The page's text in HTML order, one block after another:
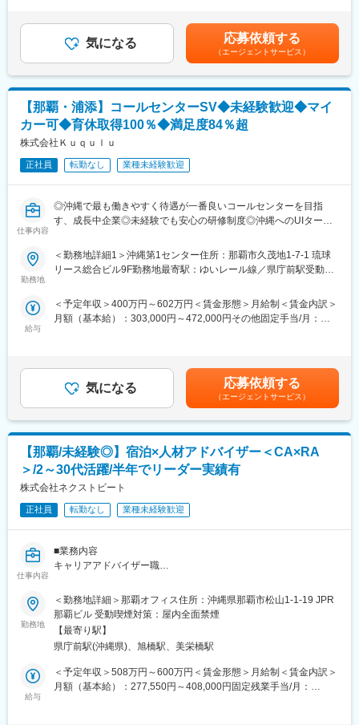
り、長期的なキャリア形成を支援します。
【具体的な業務内容】
あなたの現在のスキルや経験に合わせて、できる仕事から無理な
アップ
●既存の図面をベースにした仕様変更・流用設計
●3D-CADを使用した構造設計、各種データ入力・モデリング
●仕様書・構想図を基にした組立図や部品図の作成（バラシ作業）
●ゆくゆくは、顧客との打ち合わせや、ゼロからの構想設計など
※使用CAD：AutoCAD、SolidWorks、iCAD、CATIAなど（使い慣
れたCADでスタート可能です）
【このポジションの魅力・キャリアチェンジに最適な理由】
製品設計や部品設計とは異なり、毎回異なる動きをする「一品物
の設備」を手掛けるため、エンジニアとしての引き出しが圧倒的
●技術者出身の経営陣だからこその安心感
社長をはじめ取締役も各事業所の責任者も全員が設計エンジニア
ォロー体制は万全です。
【安心して長く働ける環境】
事業所毎に地元企業と深く密着して業務を進めるため、転勤はあ
りません。
じっくり腰を据えて技術を磨けます。
●残業は月平均15時間以下
直近5年で残業削減を徹底し、22時以降の業務は原則ありませ
ん。
無理のない環境で、じっくりとスキルアップに集中できます。
変更の範囲：会社の定める業務
月）過去実績4,000～10,000円■賞与：年2回（6月、12月） ※別
途、決算賞与が支給される場合があります。賃金はあくまでも目
安の金額であり、選考を通じて上下する可能性があります。月給
(月額)は固定手当を含めた表記です。
気になる 応募依頼する
（エージェントサービス）
【那覇・浦添】コールセンターSV◆未経験歓迎◆マイ
カー可◆育休取得100％◆満足度84％超
株式会社Ｋｕｑｕｌｕ
正社員 転勤なし 業種未経験歓迎
仕事内容
◎沖縄で最も働きやすく待遇が一番良いコールセンターを目指
す、成長中企業◎未経験でも安心の研修制度◎沖縄へのUIターン
沖縄県において10年以上の運用期間を経たコールセンター事業を
中心としたBPOソリューション事業を担う同社。
サポートまで高品質なコールサービスを提供しています。
質向上を目指してご活躍いただく重要なポジションです。
・オペレーターのシフト管理／勤怠管理/一次二次エスカレーショ
ン対応/オペレーターフォロー
・クレームやイレギュラー対応のサポート
・業務データの集計／分析、レポート作成
≪将来的に≫
・オペレーターへの業務指導／研修／フォローアップ
・対応マニュアルやトークスクリプトの作成／改善
・応対品質のモニタリング／評価、改善指導
・クライアントや社内関係部署との連携／報告業務件
に移行します。
入社1か月目はオペレーター業務を担当し、2か月目以降はSVとし
■取引企業
テレビ放送局／ポータルサイト運営会社／サーバ運営会社／ウェ
ブコンテンツ提供会社／旅行会社／保険代理店／通信教育会社／
EC サイト運営会社／アパレル会社／リサーチ会社／健康食品会社
／レストランチェーン運営会社
■組織構成
勤務地
＜勤務地詳細1＞沖縄第1センター住所：那覇市久茂地1-7-1 琉球
リース総合ビル9F勤務地最寄駅：ゆいレール線／県庁前駅受動喫
ー住所：浦添市港川2-1-1 琉球日産本社ビル3F受動喫煙対策：敷
地内喫煙可能場所あり変更の範囲：会社の定める事業所（リモー
給与
＜予定年収＞400万円～602万円＜賃金形態＞月給制＜賃金内訳＞
月額（基本給）：303,000円～472,000円その他固定手当/月：
であり、選考を通じて上下する可能性があります。月給(月額)は固
定手当を含めた表記です。
気になる 応募依頼する
（エージェントサービス）
【那覇/未経験◎】宿泊×人材アドバイザー＜CA×RA
＞/2～30代活躍/半年でリーダー実績有
株式会社ネクストビート
正社員 転勤なし 業種未経験歓迎
仕事内容
■業務内容
キャリアアドバイザー職
く丁寧なヒアリングと、日本各地の宿泊施設の人材採用サポート
を行う両面型のキャリアアドバイザーです。
求職者のキャリア実現と法人側の採用成功を目指し、両者にとっ
て最適なマッチングを創出するため、（１）（２）をハイレベル
に実行することが成果と成長に繋がる、ネクストビートの事業モ
デルならではの業務内容です。
勤務地
＜勤務地詳細＞那覇オフィス住所：沖縄県那覇市松山1-1-19 JPR
那覇ビル 受動喫煙対策：屋内全面禁煙
【最寄り駅】
県庁前駅(沖縄県)、旭橋駅、美栄橋駅
給与
＜予定年収＞508万円～600万円＜賃金形態＞月給制＜賃金内訳＞
月額（基本給）：277,550円～408,000円固定残業手当/月：